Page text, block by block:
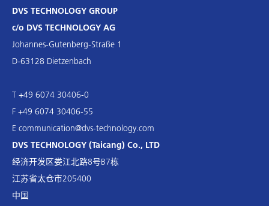
DVS TECHNOLOGY GROUP
c/o DVS TECHNOLOGY AG
Johannes-Gutenberg-Straße 1
D-63128 Dietzenbach
T +49 6074 30406-0
F +49 6074 30406-55
E communication@dvs-technology.com
DVS TECHNOLOGY (Taicang) Co., LTD
经济开发区娄江北路8号B7栋
江苏省太仓市205400
中国